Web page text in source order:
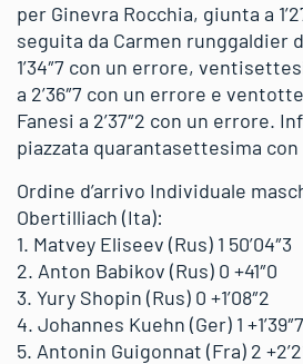
per Ginevra Rocchia, giunta a
seguita da Carmen runggaldier
1’34″7 con un errore,
a 2’36″7 con un errore e
Fanesi a 2’37″2 con un errore.
piazzata quarantasettesima con
Ordine d’arrivo Individuale
Obertilliach (Ita):
1. Matvey Eliseev (Rus) 1 50’04″3
2. Anton Babikov (Rus) 0 +41″0
3. Yury Shopin (Rus) 0 +1’08″2
4. Johannes Kuehn (Ger) 1 +1’39″7
5. Antonin Guigonnat (Fra) 2